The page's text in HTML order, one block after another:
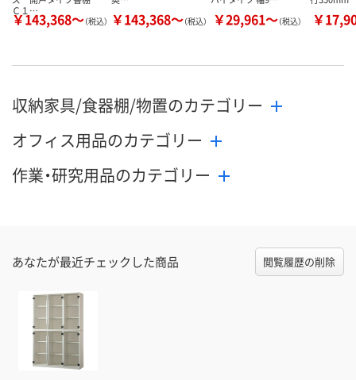
Ｃ１…
￥143,368～（税込） ￥143,368～（税込） ￥29,961～（税込） ￥
収納家具/食器棚/物置のカテゴリー
オフィス用品のカテゴリー
作業・研究用品のカテゴリー
あなたが最近チェックした商品 閲覧履歴の削除